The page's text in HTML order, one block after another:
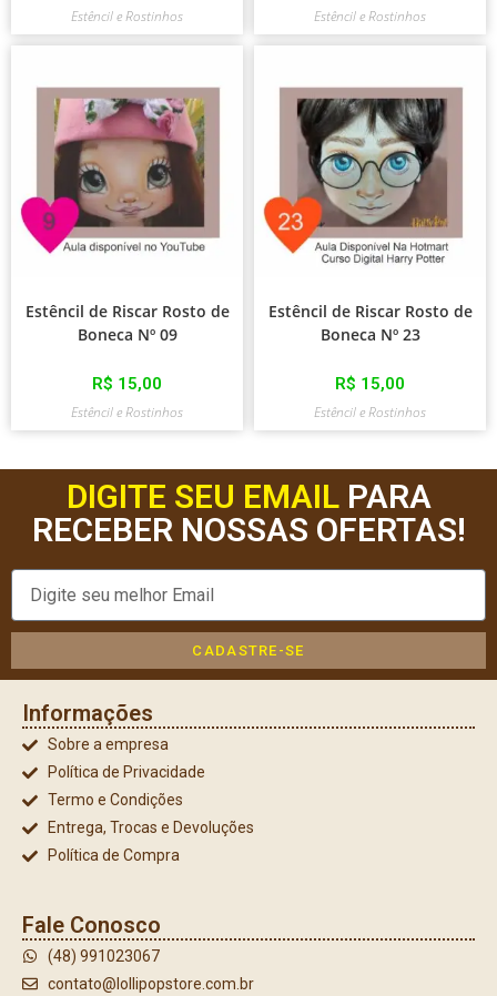
Estêncil e Rostinhos Estêncil e Rostinhos
Estêncil de Riscar Rosto de
Boneca Nº 09
R$ 15,00
Estêncil e Rostinhos
Estêncil de Riscar Rosto de
Boneca Nº 23
R$ 15,00
Estêncil e Rostinhos
DIGITE SEU EMAILPARA
RECEBER NOSSAS OFERTAS!
CADASTRE-SE
Informações
Sobre a empresa
Política de Privacidade
Termo e Condições
Entrega, Trocas e Devoluções
Política de Compra
Fale Conosco
(48) 991023067
contato@lollipopstore.com.br